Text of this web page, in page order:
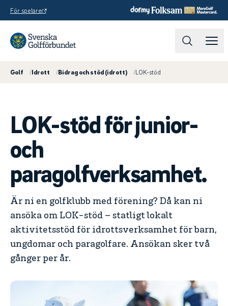
För spelare
Golf /Idrott /Bidrag och stöd (idrott) /LOK-stöd
LOK-stöd för junior-
och
paragolfverksamhet.
Är ni en golfklubb med förening? Då kan ni
ansöka om LOK-stöd – statligt lokalt
aktivitetsstöd för idrottsverksamhet för barn,
ungdomar och paragolfare. Ansökan sker två
gånger per år.